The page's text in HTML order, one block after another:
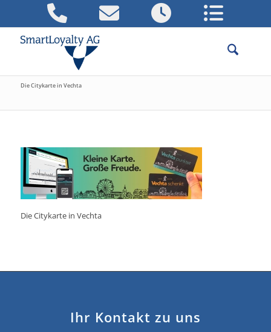
Die Citykarte in Vechta
Die Citykarte in Vechta
Ihr Kontakt zu uns